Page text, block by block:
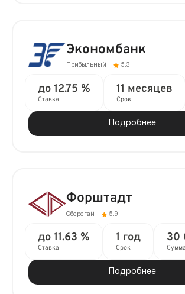
Экономбанк
Прибыльный 5.3
до 12.75 %
Ставка
11 месяцев
Срок
Подробнее
Форштадт
Сберегай 5.9
до 11.63 %
Ставка
1 год
Срок
30
Подробнее